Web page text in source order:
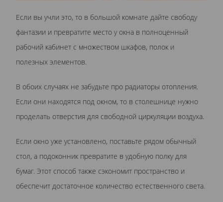
Если вы учли это, то в большой комнате дайте свободу
фантазии и превратите место у окна в полноценный
рабочий кабинет с множеством шкафов, полок и
полезных элементов.
В обоих случаях не забудьте про радиаторы отопления.
Если они находятся под окном, то в столешнице нужно
проделать отверстия для свободной циркуляции воздуха.
Если окно уже установлено, поставьте рядом обычный
стол, а подоконник превратите в удобную полку для
бумаг. Этот способ также сэкономит пространство и
обеспечит достаточное количество естественного света.